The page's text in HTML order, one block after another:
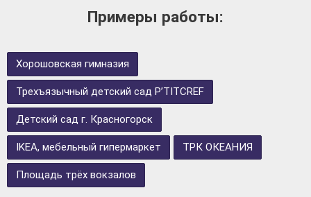
Примеры работы:
Хорошовская гимназия
Трехъязычный детский сад P’TITCREF
Детский сад г. Красногорск
IKEA, мебельный гипермаркет ТРК ОКЕАНИЯ
Площадь трёх вокзалов